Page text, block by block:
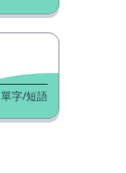
單字/短語